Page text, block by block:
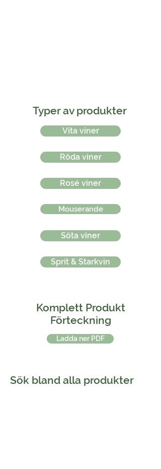
Typer av produkter
Vita viner
Röda viner
Rosé viner
Mouserande
Söta viner
Sprit & Starkvin
Komplett Produkt
Förteckning
Ladda ner PDF
Sök bland alla produkter